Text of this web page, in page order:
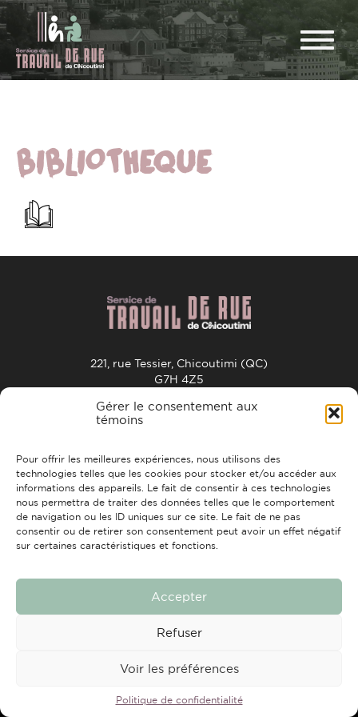
Gérer le consentement aux
témoins
Pour offrir les meilleures expériences, nous utilisons des
technologies telles que les cookies pour stocker et/ou accéder aux
informations des appareils. Le fait de consentir à ces technologies
nous permettra de traiter des données telles que le comportement
de navigation ou les ID uniques sur ce site. Le fait de ne pas
consentir ou de retirer son consentement peut avoir un effet négatif
sur certaines caractéristiques et fonctions.
Accepter
Refuser
Voir les préférences
Politique de confidentialité
BIBLIOTHEQUE
221, rue Tessier, Chicoutimi (QC)
G7H 4Z5
Tous droits réservés © 2026 Travail de rue Chicoutimi